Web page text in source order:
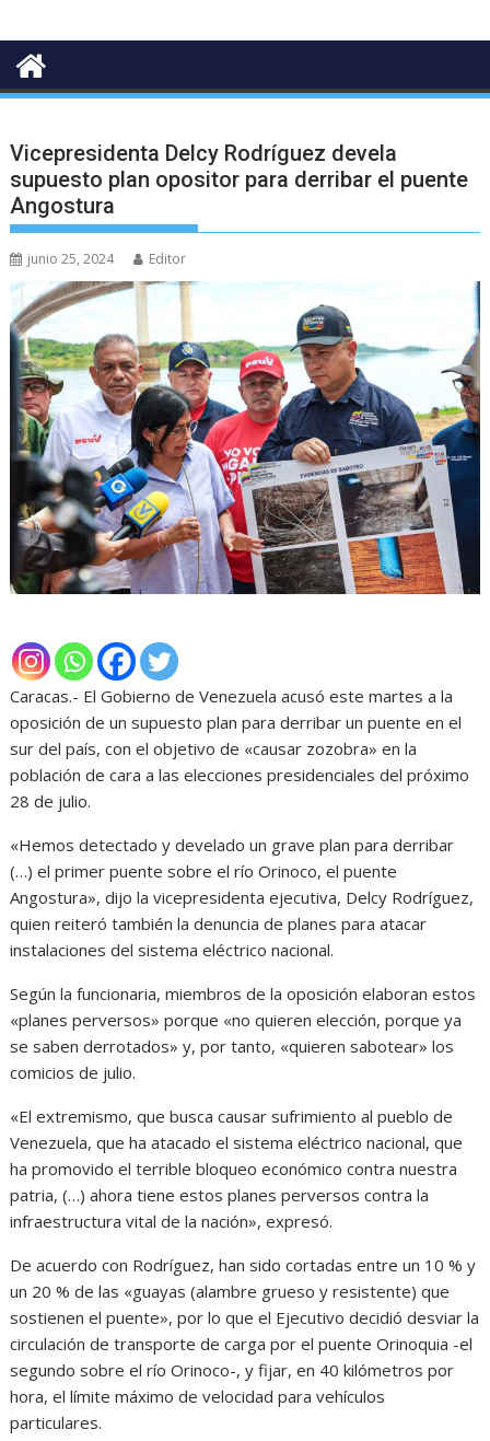
Vicepresidenta Delcy Rodríguez devela
supuesto plan opositor para derribar el puente
Angostura
junio 25, 2024 Editor
Caracas.- El Gobierno de Venezuela acusó este martes a la
oposición de un supuesto plan para derribar un puente en el
sur del país, con el objetivo de «causar zozobra» en la
población de cara a las elecciones presidenciales del próximo
28 de julio.
«Hemos detectado y develado un grave plan para derribar
(…) el primer puente sobre el río Orinoco, el puente
Angostura», dijo la vicepresidenta ejecutiva, Delcy Rodríguez,
quien reiteró también la denuncia de planes para atacar
instalaciones del sistema eléctrico nacional.
Según la funcionaria, miembros de la oposición elaboran estos
«planes perversos» porque «no quieren elección, porque ya
se saben derrotados» y, por tanto, «quieren sabotear» los
comicios de julio.
«El extremismo, que busca causar sufrimiento al pueblo de
Venezuela, que ha atacado el sistema eléctrico nacional, que
ha promovido el terrible bloqueo económico contra nuestra
patria, (…) ahora tiene estos planes perversos contra la
infraestructura vital de la nación», expresó.
De acuerdo con Rodríguez, han sido cortadas entre un 10 % y
un 20 % de las «guayas (alambre grueso y resistente) que
sostienen el puente», por lo que el Ejecutivo decidió desviar la
circulación de transporte de carga por el puente Orinoquia -el
segundo sobre el río Orinoco-, y fijar, en 40 kilómetros por
hora, el límite máximo de velocidad para vehículos
particulares.